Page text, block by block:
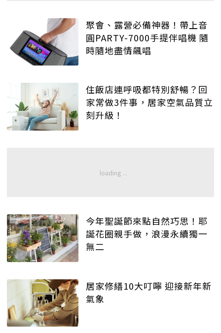
聚會、露營必備神器！帶上音
圓PARTY-7000手提伴唱機 隨
時隨地盡情飆唱
住飯店連呼吸都特別舒暢？回
家常做3件事，居家空氣品質立
刻升級！
今年聖誕節來點自然巧思！耶
誕花圈親手做，浪漫永續獨一
無二
居家修繕10大叮嚀 迎接新年新
氣象